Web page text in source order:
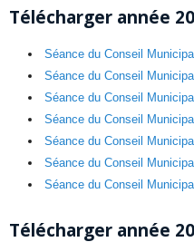
Télécharger année
Séance du Conseil
Séance du Conseil
Séance du Conseil
Séance du Conseil
Séance du Conseil
Séance du Conseil
Séance du Conseil
Télécharger année